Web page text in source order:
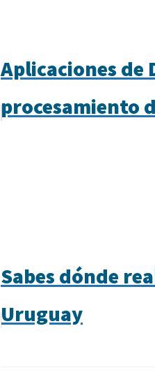
Aplicaciones de
procesamiento
Sabes dónde
Uruguay